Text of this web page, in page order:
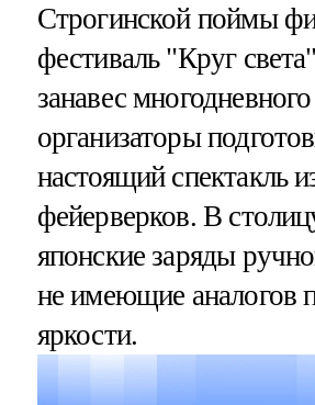
Строгинской поймы
фестиваль "Круг
занавес
организаторы
настоящий спектакль
фейерверков. В
японские заряды
не имеющие аналогов
яркости.